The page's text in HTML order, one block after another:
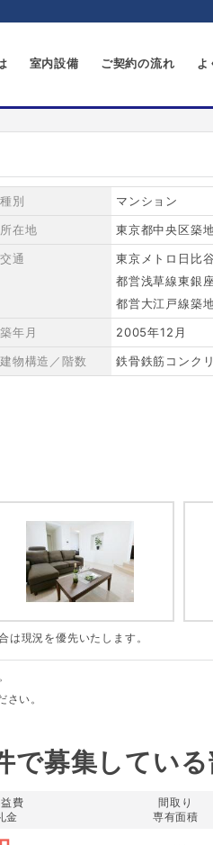
室内設備 ご契約の流れ よ
種別
マンション
所在地
東京都中央区築
交通
東京メトロ日比
都営浅草線東銀
都営大江戸線築
築年月
2005年12月
建物構造／階数
鉄骨鉄筋コンク
現況を優先いたします。
さい。
で募集している
費
金
間取り
専有面積